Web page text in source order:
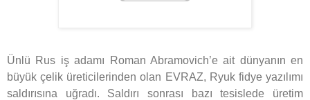
Ünlü Rus iş adamı Roman Abramovich’e ait dünyanın en
büyük çelik üreticilerinden olan EVRAZ, Ryuk fidye yazılımı
saldırısına uğradı. Saldırı sonrası bazı tesislede üretim